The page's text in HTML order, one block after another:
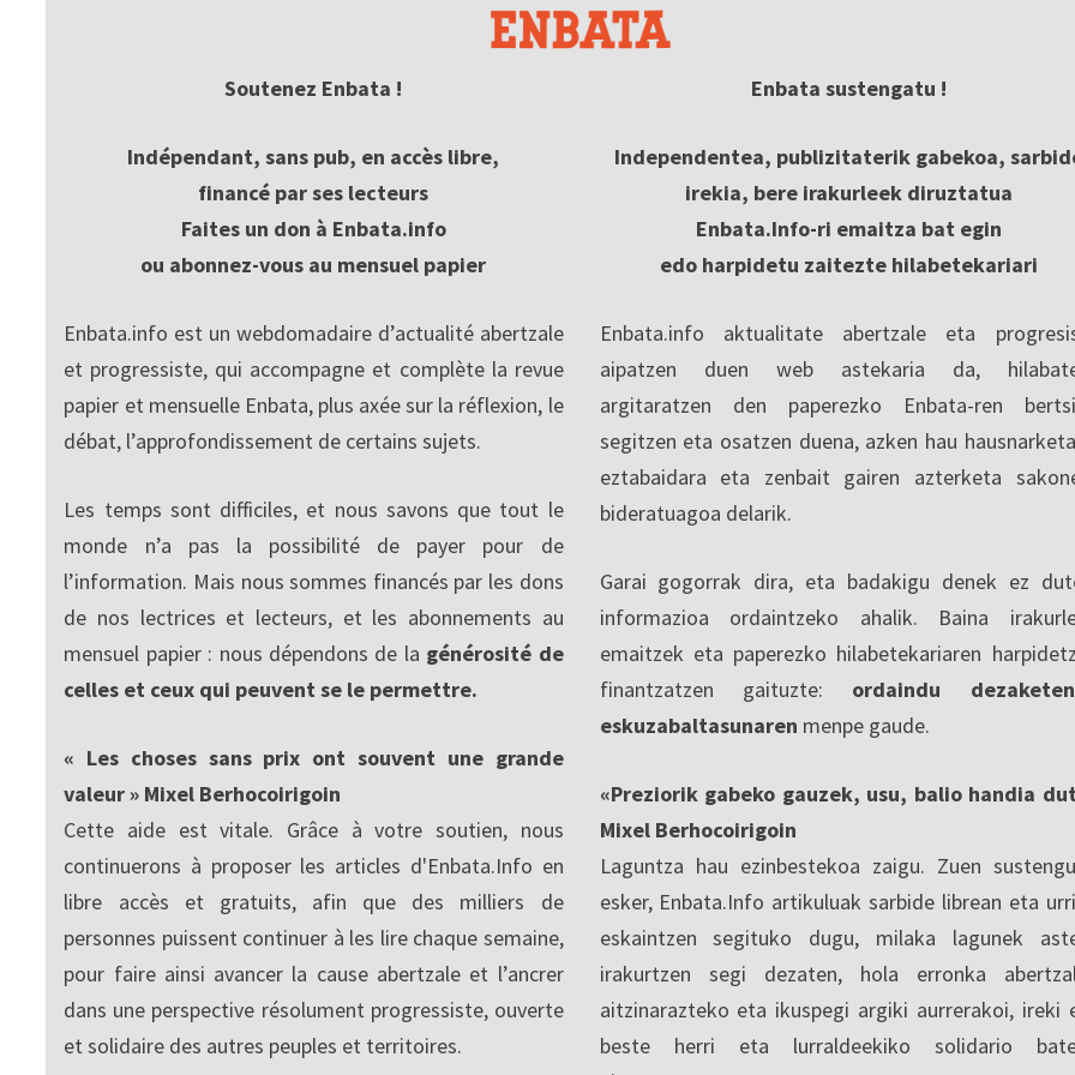
Soutenez Enbata !
Indépendant, sans pub, en accès libre,
financé par ses lecteurs
Faites un don à Enbata.info
ou abonnez-vous au mensuel papier
Enbata.info est un webdomadaire d’actualité abertzale
et progressiste, qui accompagne et complète la revue
papier et mensuelle Enbata, plus axée sur la réflexion, le
débat, l’approfondissement de certains sujets.
Les temps sont difficiles, et nous savons que tout le
monde n’a pas la possibilité de payer pour de
l’information. Mais nous sommes financés par les dons
de nos lectrices et lecteurs, et les abonnements au
mensuel papier : nous dépendons de la générosité de
celles et ceux qui peuvent se le permettre.
« Les choses sans prix ont souvent une grande
valeur » Mixel Berhocoirigoin
Cette aide est vitale. Grâce à votre soutien, nous
continuerons à proposer les articles d'Enbata.Info en
libre accès et gratuits, afin que des milliers de
personnes puissent continuer à les lire chaque semaine,
pour faire ainsi avancer la cause abertzale et l’ancrer
dans une perspective résolument progressiste, ouverte
et solidaire des autres peuples et territoires.
Enbata sustengatu !
Independentea, publizitaterik gabekoa,
irekia, bere irakurleek diruztatua
Enbata.Info-ri emaitza bat egin
edo harpidetu zaitezte hilabetekariari
Enbata.info aktualitate abertzale eta
aipatzen duen web astekaria da,
argitaratzen den paperezko Enbata-ren
segitzen eta osatzen duena, azken hau
eztabaidara eta zenbait gairen azterketa
bideratuagoa delarik.
Garai gogorrak dira, eta badakigu denek ez
informazioa ordaintzeko ahalik. Baina
emaitzek eta paperezko hilabetekariaren
finantzatzen gaituzte: ordaindu
eskuzabaltasunaren menpe gaude.
«Preziorik gabeko gauzek, usu, balio handia
Mixel Berhocoirigoin
Laguntza hau ezinbestekoa zaigu. Zuen
esker, Enbata.Info artikuluak sarbide librean eta
eskaintzen segituko dugu, milaka lagunek
irakurtzen segi dezaten, hola erronka
aitzinarazteko eta ikuspegi argiki aurrerakoi, ireki
beste herri eta lurraldeekiko solidario